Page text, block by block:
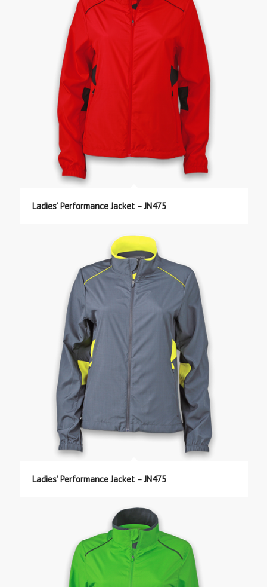
Ladies’ Performance Jacket – JN475
Ladies’ Performance Jacket – JN475